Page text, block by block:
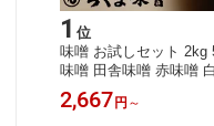
1 位
味噌 お試しセット 2kg
味噌 田舎味噌 赤味噌
じ味噌 手前味噌【送料
2,667 円 ～